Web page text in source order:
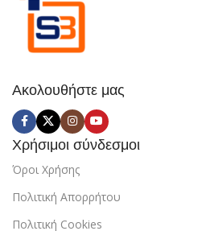
Ακολουθήστε μας
Χρήσιμοι σύνδεσμοι
Όροι Χρήσης
Πολιτική Απορρήτου
Πολιτική Cookies